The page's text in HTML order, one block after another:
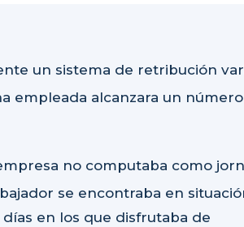
un sistema de retribución
empleada alcanzara un número
no computaba como
se encontraba en
en los que disfrutaba de